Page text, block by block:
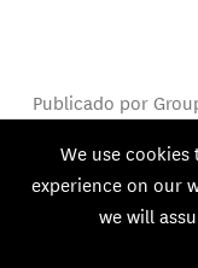
Publicado por
© 2026 GEG.
We use cookies
experience on our
we will